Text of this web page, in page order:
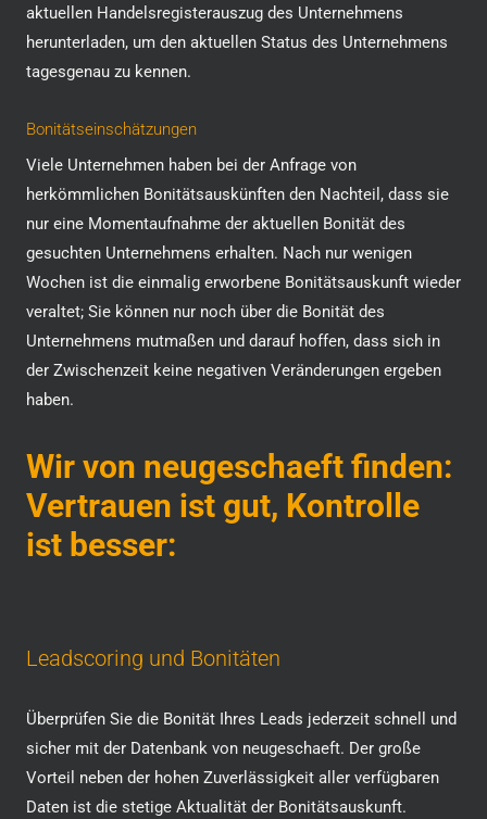
aktuellen Handelsregisterauszug des Unternehmens
herunterladen, um den aktuellen Status des Unternehmens
tagesgenau zu kennen.
Bonitätseinschätzungen
Viele Unternehmen haben bei der Anfrage von
herkömmlichen Bonitätsauskünften den Nachteil, dass sie
nur eine Momentaufnahme der aktuellen Bonität des
gesuchten Unternehmens erhalten. Nach nur wenigen
Wochen ist die einmalig erworbene Bonitätsauskunft wieder
veraltet; Sie können nur noch über die Bonität des
Unternehmens mutmaßen und darauf hoffen, dass sich in
der Zwischenzeit keine negativen Veränderungen ergeben
haben.
Wir von neugeschaeft finden:
Vertrauen ist gut, Kontrolle
ist besser:
Leadscoring und Bonitäten
Überprüfen Sie die Bonität Ihres Leads jederzeit schnell und
sicher mit der Datenbank von neugeschaeft. Der große
Vorteil neben der hohen Zuverlässigkeit aller verfügbaren
Daten ist die stetige Aktualität der Bonitätsauskunft.